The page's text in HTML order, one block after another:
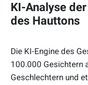
KI-Analyse
des Hauttons
Die KI-Engine des
100.000 Gesichtern
Geschlechtern und